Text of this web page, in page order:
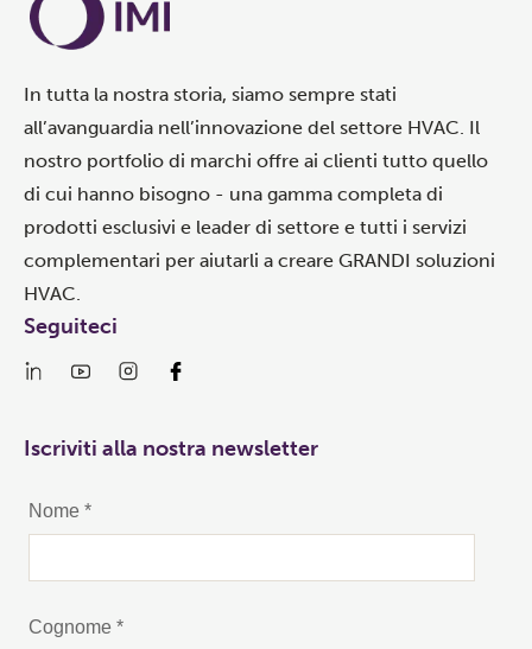
In tutta la nostra storia, siamo sempre stati
all’avanguardia nell’innovazione del settore HVAC. Il
nostro portfolio di marchi offre ai clienti tutto quello
di cui hanno bisogno - una gamma completa di
prodotti esclusivi e leader di settore e tutti i servizi
complementari per aiutarli a creare GRANDI soluzioni
HVAC.
Seguiteci
Iscriviti alla nostra newsletter